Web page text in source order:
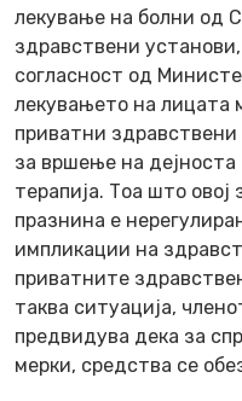
лекување на болни од
здравствени
согласност од
лекувањето на лицата
приватни
за вршење на
терапија. Тоа што овој
празнина е
импликации на
приватните
таква ситуација,
предвидува дека за
мерки, средства се